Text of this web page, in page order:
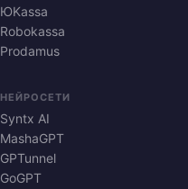
ЮKassa
Robokassa
Prodamus
НЕЙРОСЕТИ
Syntx AI
MashaGPT
GPTunnel
GoGPT